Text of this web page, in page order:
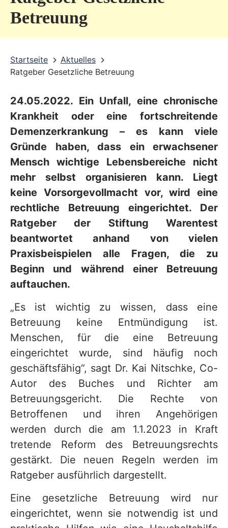
Betreuung
Startseite
Aktuelles
Ratgeber Gesetzliche Betreuung
24.05.2022. Ein Unfall, eine chronische
Krankheit oder eine fortschreitende
Demenzerkrankung – es kann viele
Gründe haben, dass ein erwachsener
Mensch wichtige Lebensbereiche nicht
mehr selbst organisieren kann. Liegt
keine Vorsorgevollmacht vor, wird eine
rechtliche Betreuung eingerichtet. Der
Ratgeber der Stiftung Warentest
beantwortet anhand von vielen
Praxisbeispielen alle Fragen, die zu
Beginn und während einer Betreuung
auftauchen.
„Es ist wichtig zu wissen, dass eine
Betreuung keine Entmündigung ist.
Menschen, für die eine Betreuung
eingerichtet wurde, sind häufig noch
geschäftsfähig“, sagt Dr. Kai Nitschke, Co-
Autor des Buches und Richter am
Betreuungsgericht. Die Rechte von
Betroffenen und ihren Angehörigen
werden durch die am 1.1.2023 in Kraft
tretende Reform des Betreuungsrechts
gestärkt. Die neuen Regeln werden im
Ratgeber ausführlich dargestellt.
Eine gesetzliche Betreuung wird nur
eingerichtet, wenn sie notwendig ist und